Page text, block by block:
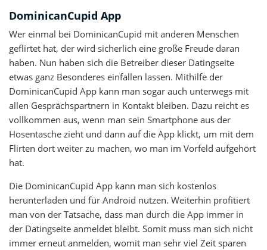
DominicanCupid App
Wer einmal bei DominicanCupid mit anderen Menschen
geflirtet hat, der wird sicherlich eine große Freude daran
haben. Nun haben sich die Betreiber dieser Datingseite
etwas ganz Besonderes einfallen lassen. Mithilfe der
DominicanCupid App kann man sogar auch unterwegs mit
allen Gesprächspartnern in Kontakt bleiben. Dazu reicht es
vollkommen aus, wenn man sein Smartphone aus der
Hosentasche zieht und dann auf die App klickt, um mit dem
Flirten dort weiter zu machen, wo man im Vorfeld aufgehört
hat.
Die DominicanCupid App kann man sich kostenlos
herunterladen und für Android nutzen. Weiterhin profitiert
man von der Tatsache, dass man durch die App immer in
der Datingseite anmeldet bleibt. Somit muss man sich nicht
immer erneut anmelden, womit man sehr viel Zeit sparen